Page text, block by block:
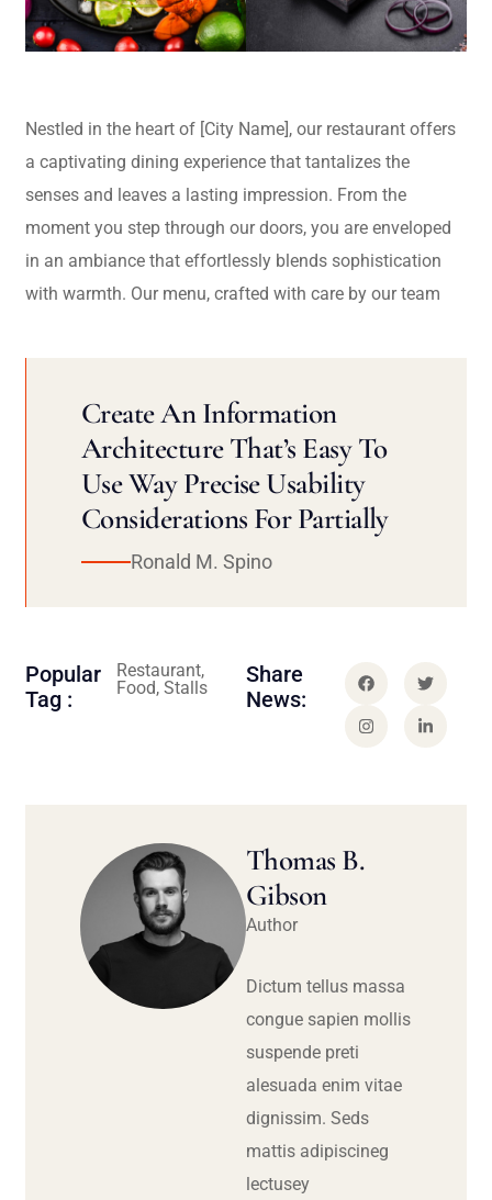
Nestled in the heart of [City Name], our restaurant offers
a captivating dining experience that tantalizes the
senses and leaves a lasting impression. From the
moment you step through our doors, you are enveloped
in an ambiance that effortlessly blends sophistication
with warmth. Our menu, crafted with care by our team
Create An Information
Architecture That’s Easy To
Use Way Precise Usability
Considerations For Partially
Ronald M. Spino
Popular
Tag :
Restaurant,
Food, Stalls
Share
News:
Thomas B.
Gibson
Author
Dictum tellus massa
congue sapien mollis
suspende preti
alesuada enim vitae
dignissim. Seds
mattis adipiscineg
lectusey